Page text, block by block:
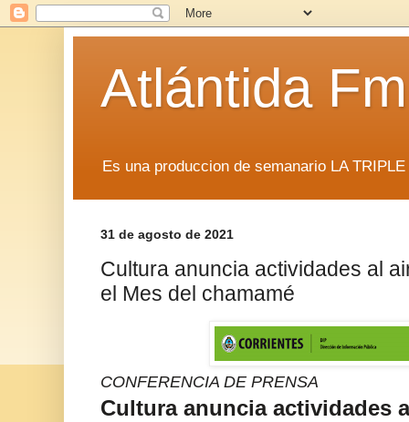
Atlántida
Es una produccion de semanario LA
31 de agosto de 2021
Cultura anuncia actividades al
el Mes del chamamé
CONFERENCIA DE PRENSA
Cultura anuncia actividades